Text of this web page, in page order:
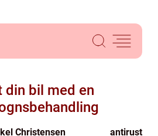
din bil med en
Christensen antirust